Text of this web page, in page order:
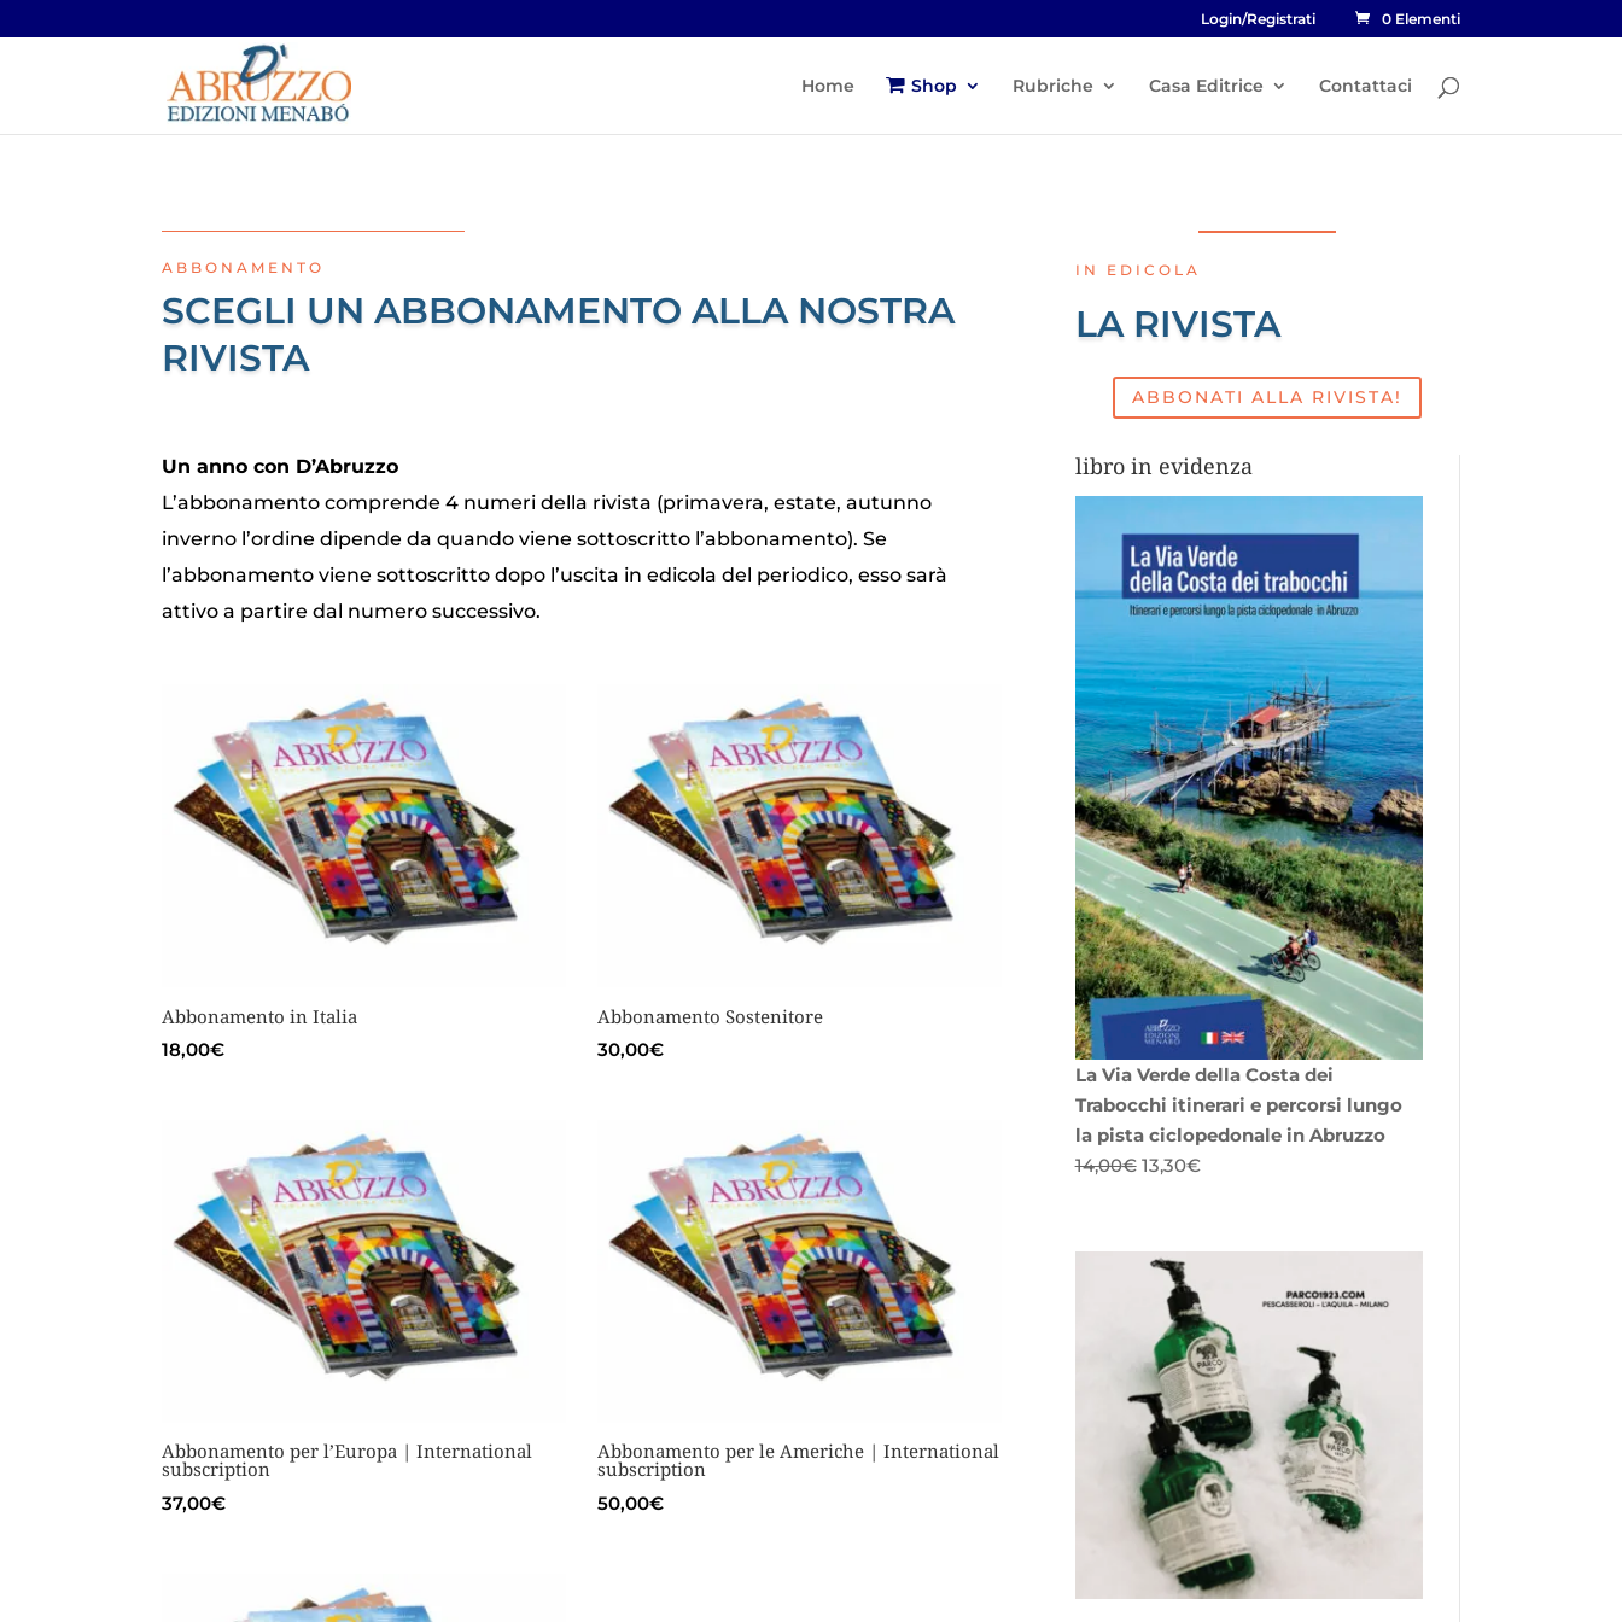
Login/Registrati 0 Elementi
Home Shop Rubriche Casa Editrice Contattaci
ABBONAMENTO
SCEGLI UN ABBONAMENTO ALLA NOSTRA
RIVISTA
Un anno con D’Abruzzo
L’abbonamento comprende 4 numeri della rivista (primavera, estate, autunno
inverno l’ordine dipende da quando viene sottoscritto l’abbonamento). Se
l’abbonamento viene sottoscritto dopo l’uscita in edicola del periodico, esso sarà
attivo a partire dal numero successivo.
Abbonamento in Italia
18,00€
Abbonamento Sostenitore
30,00€
Abbonamento per l’Europa | International
subscription
37,00€
Abbonamento per le Americhe | International
subscription
50,00€
IN EDICOLA
LA RIVISTA
ABBONATI ALLA RIVISTA!
libro in evidenza
La Via Verde della Costa dei
Trabocchi itinerari e percorsi lungo
la pista ciclopedonale in Abruzzo
14,00€ Il
era:
14,00€.
13,30€Il
è: